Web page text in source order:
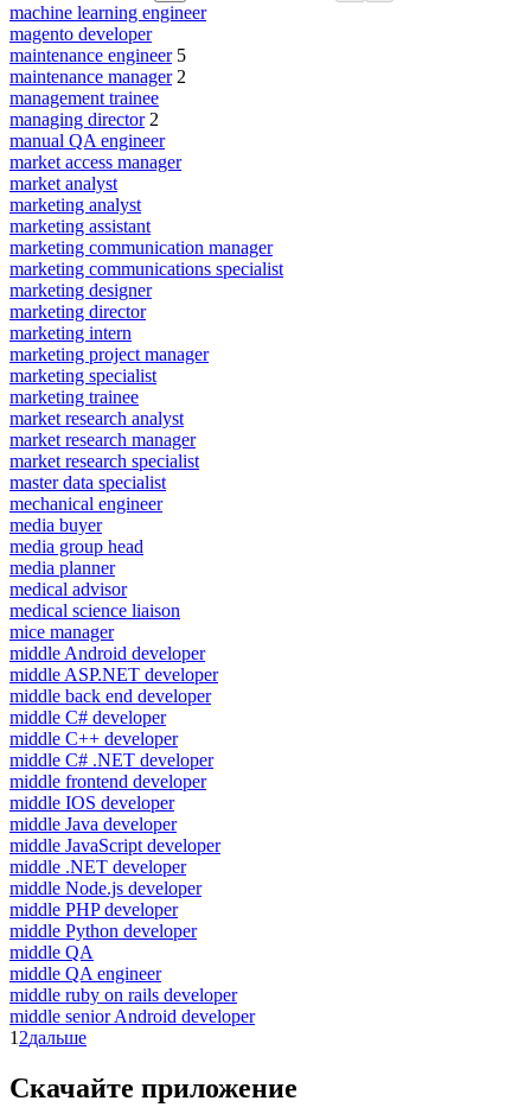
machine learning engineer
magento developer
maintenance engineer 5
maintenance manager 2
management trainee
managing director 2
manual QA engineer
market access manager
market analyst
marketing analyst
marketing assistant
marketing communication manager
marketing communications specialist
marketing designer
marketing director
marketing intern
marketing project manager
marketing specialist
marketing trainee
market research analyst
market research manager
market research specialist
master data specialist
mechanical engineer
media buyer
media group head
media planner
medical advisor
medical science liaison
mice manager
middle Android developer
middle ASP.NET developer
middle back end developer
middle C# developer
middle C++ developer
middle C# .NET developer
middle frontend developer
middle IOS developer
middle Java developer
middle JavaScript developer
middle .NET developer
middle Node.js developer
middle PHP developer
middle Python developer
middle QA
middle QA engineer
middle ruby on rails developer
middle senior Android developer
1 2дальше
Скачайте приложение